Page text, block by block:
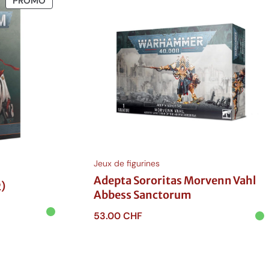
EN
Jeux de figurines
Adepta Sororitas Morvenn Vahl
Abbess Sanctorum
53.00CHF